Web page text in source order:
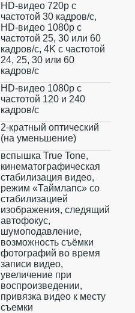
HD-видео 720p с
частотой 30 кадров/ с,
HD-видео 1080p с
частотой 25, 30 или 60
кадров/ с, 4K с частотой
24, 25, 30 или 60
кадров/ с
HD-видео 1080р с
частотой 120 и 240
кадров/ с
2-кратный оптический
(на уменьшение)
вспышка True Tone,
кинематографическая
стабилизация видео,
режим «Таймлапс» со
стабилизацией
изображения, следящий
автофокус,
шумоподавление,
возможность съёмки
фотографий во время
записи видео,
увеличение при
воспроизведении,
привязка видео к месту
съемки